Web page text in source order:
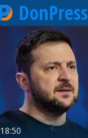
DonPress
18:50